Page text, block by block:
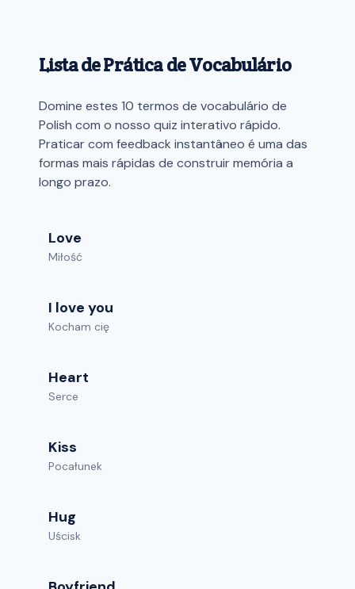
Lista de Prática de Vocabulário
Domine estes 10 termos de vocabulário de
Polish com o nosso quiz interativo rápido.
Praticar com feedback instantâneo é uma das
formas mais rápidas de construir memória a
longo prazo.
Love
Miłość
I love you
Kocham cię
Heart
Serce
Kiss
Pocałunek
Hug
Uścisk